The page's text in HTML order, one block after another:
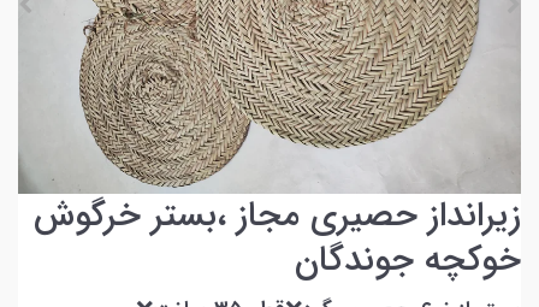
زیرانداز حصیری مجاز ،بستر خرگوش
خوکچه جوندگان